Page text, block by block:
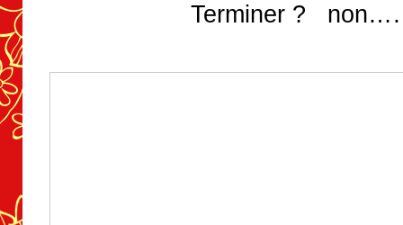
Terminer ?